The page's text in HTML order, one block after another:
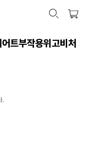
부작용위고비처
.